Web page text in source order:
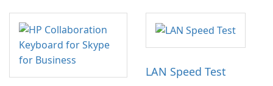
pour la récupération des e-
mails
LAN Speed Test